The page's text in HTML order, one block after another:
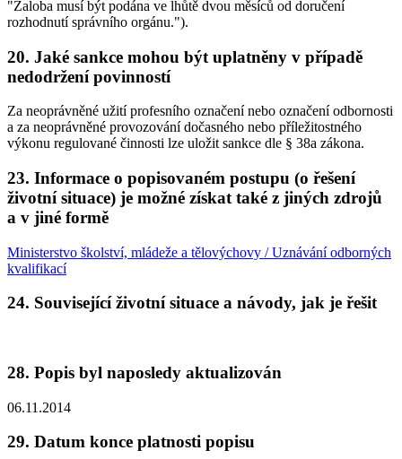
"Žaloba musí být podána ve lhůtě dvou měsíců od doručení
rozhodnutí správního orgánu.").
20. Jaké sankce mohou být uplatněny v případě
nedodržení povinností
Za neoprávněné užití profesního označení nebo označení odbornosti
a za neoprávněné provozování dočasného nebo příležitostného
výkonu regulované činnosti lze uložit sankce dle § 38a zákona.
23. Informace o popisovaném postupu (o řešení
životní situace) je možné získat také z jiných zdrojů
a v jiné formě
Ministerstvo školství, mládeže a tělovýchovy / Uznávání odborných
kvalifikací
24. Související životní situace a návody, jak je řešit
28. Popis byl naposledy aktualizován
06.11.2014
29. Datum konce platnosti popisu